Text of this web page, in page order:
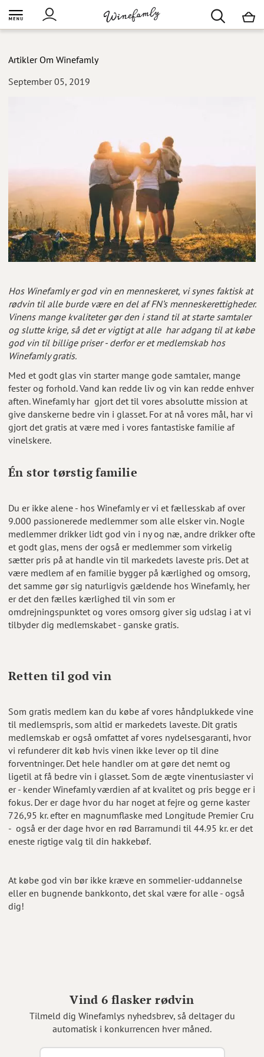
Artikler Om Winefamly
September 05, 2019
Hos Winefamly er god vin en menneskeret, vi synes faktisk at
rødvin til alle burde være en del af FN’s menneskerettigheder.
Vinens mange kvaliteter gør den i stand til at starte samtaler
og slutte krige, så det er vigtigt at alle har adgang til at købe
god vin til billige priser - derfor er et medlemskab hos
Winefamly gratis.
Med et godt glas vin starter mange gode samtaler, mange
fester og forhold. Vand kan redde liv og vin kan redde enhver
aften. Winefamly har gjort det til vores absolutte mission at
give danskerne bedre vin i glasset. For at nå vores mål, har vi
gjort det gratis at være med i vores fantastiske familie af
vinelskere.
Én stor tørstig familie
Du er ikke alene - hos Winefamly er vi et fællesskab af over
9.000 passionerede medlemmer som alle elsker vin. Nogle
medlemmer drikker lidt god vin i ny og næ, andre drikker ofte
et godt glas, mens der også er medlemmer som virkelig
sætter pris på at handle vin til markedets laveste pris. Det at
være medlem af en familie bygger på kærlighed og omsorg,
det samme gør sig naturligvis gældende hos Winefamly, her
er det den fælles kærlighed til vin som er
omdrejningspunktet og vores omsorg giver sig udslag i at vi
tilbyder dig medlemskabet - ganske gratis.
Retten til god vin
Som gratis medlem kan du købe af vores håndplukkede vine
til medlemspris, som altid er markedets laveste. Dit gratis
medlemskab er også omfattet af vores nydelsesgaranti, hvor
vi refunderer dit køb hvis vinen ikke lever op til dine
forventninger. Det hele handler om at gøre det nemt og
ligetil at få bedre vin i glasset. Som de ægte vinentusiaster vi
er - kender Winefamly værdien af at kvalitet og pris begge er i
fokus. Der er dage hvor du har noget at fejre og gerne kaster
726,95 kr. efter en magnumflaske med Longitude Premier Cru
- også er der dage hvor en rød Barramundi til 44.95 kr. er det
eneste rigtige valg til din hakkebøf.
At købe god vin bør ikke kræve en sommelier-uddannelse
eller en bugnende bankkonto, det skal være for alle - også
dig!
Vind 6 flasker rødvin
Tilmeld dig Winefamlys nyhedsbrev, så deltager du
automatisk i konkurrencen hver måned.